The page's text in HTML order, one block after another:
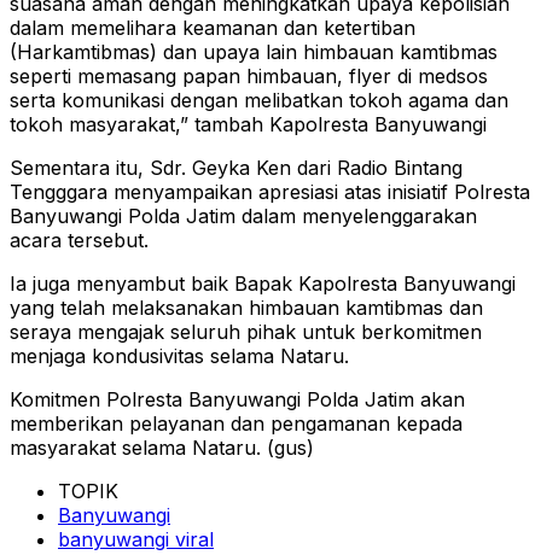
dalam memelihara keamanan dan ketertiban
(Harkamtibmas) dan upaya lain himbauan kamtibmas
seperti memasang papan himbauan, flyer di medsos
serta komunikasi dengan melibatkan tokoh agama dan
tokoh masyarakat,” tambah Kapolresta Banyuwangi
Sementara itu, Sdr. Geyka Ken dari Radio Bintang
Tengggara menyampaikan apresiasi atas inisiatif Polresta
Banyuwangi Polda Jatim dalam menyelenggarakan
acara tersebut.
Ia juga menyambut baik Bapak Kapolresta Banyuwangi
yang telah melaksanakan himbauan kamtibmas dan
seraya mengajak seluruh pihak untuk berkomitmen
menjaga kondusivitas selama Nataru.
Komitmen Polresta Banyuwangi Polda Jatim akan
memberikan pelayanan dan pengamanan kepada
masyarakat selama Nataru. (gus)
TOPIK
Banyuwangi
banyuwangi viral